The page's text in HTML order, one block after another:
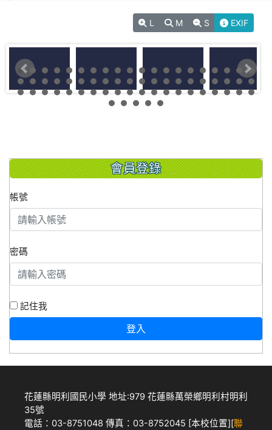
L M S EXIF
會員登錄
帳號
密碼
記住我
登入
花蓮縣明利國民小學 地址:979 花蓮縣萬榮鄉明利村明利
35號
電話：03-8751048 傳真：03-8752045 [本校位置][聯